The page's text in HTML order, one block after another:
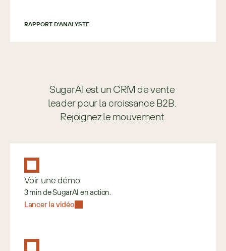
RAPPORT D'ANALYSTE
SugarAI est un CRM de vente
leader pour la croissance B2B.
Rejoignez le mouvement.
Voir une démo
3 min de SugarAI en action.
Lancer la vidéo